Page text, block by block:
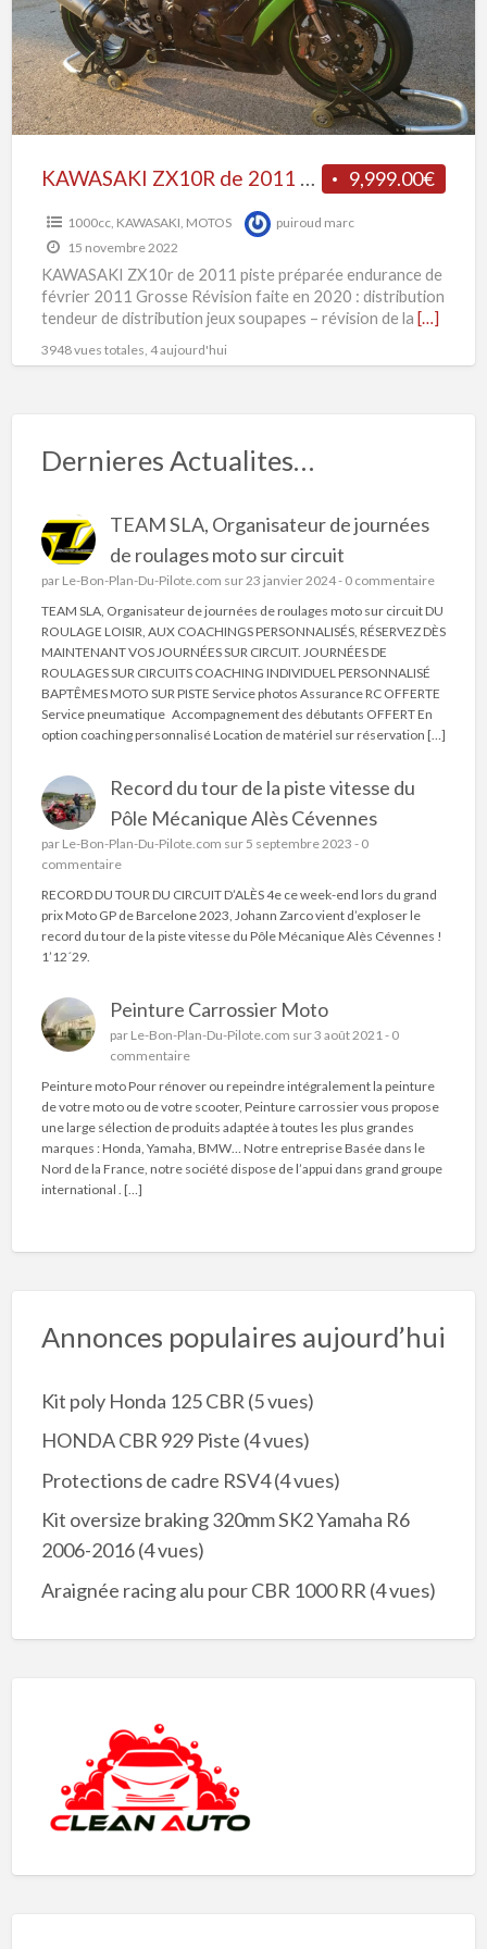
piste
préparée
endurance
9,999.00€
KAWASAKI ZX10R de 2011 piste préparée endurance
1000cc, KAWASAKI, MOTOS
puiroud marc
15 novembre 2022
KAWASAKI ZX10r de 2011 piste préparée endurance de
février 2011 Grosse Révision faite en 2020 : distribution
tendeur de distribution jeux soupapes – révision de la […]
3948 vues totales, 4 aujourd'hui
Dernieres Actualites…
TEAM SLA, Organisateur de journées
de roulages moto sur circuit
par Le-Bon-Plan-Du-Pilote.com sur 23 janvier 2024 - 0 commentaire
TEAM SLA, Organisateur de journées de roulages moto sur circuit DU
ROULAGE LOISIR, AUX COACHINGS PERSONNALISÉS, RÉSERVEZ DÈS
MAINTENANT VOS JOURNÉES SUR CIRCUIT. JOURNÉES DE
ROULAGES SUR CIRCUITS COACHING INDIVIDUEL PERSONNALISÉ
BAPTÊMES MOTO SUR PISTE Service photos Assurance RC OFFERTE
Service pneumatique Accompagnement des débutants OFFERT En
option coaching personnalisé Location de matériel sur réservation […]
Record du tour de la piste vitesse du
Pôle Mécanique Alès Cévennes
par Le-Bon-Plan-Du-Pilote.com sur 5 septembre 2023 - 0
commentaire
RECORD DU TOUR DU CIRCUIT D’ALÈS 4e ce week-end lors du grand
prix Moto GP de Barcelone 2023, Johann Zarco vient d’exploser le
record du tour de la piste vitesse du Pôle Mécanique Alès Cévennes !
1’12´29.
Peinture Carrossier Moto
par Le-Bon-Plan-Du-Pilote.com sur 3 août 2021 - 0
commentaire
Peinture moto Pour rénover ou repeindre intégralement la peinture
de votre moto ou de votre scooter, Peinture carrossier vous propose
une large sélection de produits adaptée à toutes les plus grandes
marques : Honda, Yamaha, BMW… Notre entreprise Basée dans le
Nord de la France, notre société dispose de l’appui dans grand groupe
international . […]
Annonces populaires aujourd’hui
Kit poly Honda 125 CBR (5 vues)
HONDA CBR 929 Piste (4 vues)
Protections de cadre RSV4(4 vues)
Kit oversize braking 320mm SK2 Yamaha R6
2006-2016(4 vues)
Araignée racing alu pour CBR 1000 RR (4 vues)